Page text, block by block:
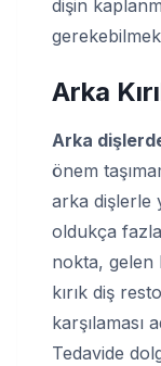
dişin
Arka
Arka
önem
arka dişlerle
oldukça
nokta, gelen
kırık diş
karşılaması
Tedavide